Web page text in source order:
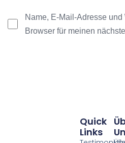
Name, E-Mail-Adresse
Browser für meinen
Quick
Links